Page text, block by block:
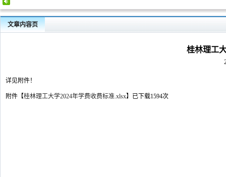
文章内容页
桂林理工
详见附件！
附件【桂林理工大学2024年学费收费标准.xlsx】 已下载1594次